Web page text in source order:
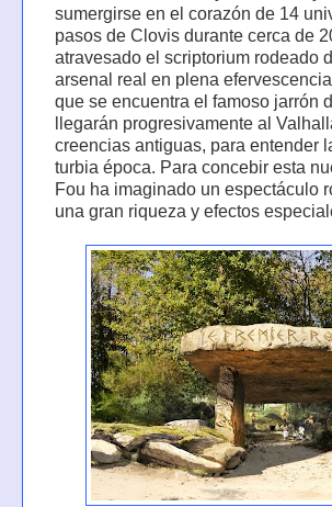
sumergirse en el corazón de 14
pasos de Clovis durante cerca de
atravesado el scriptorium rodeado
arsenal real en plena
que se encuentra el famoso jarrón
llegarán progresivamente al
creencias antiguas, para entender
turbia época. Para concebir esta
Fou ha imaginado un espectáculo
una gran riqueza y efectos